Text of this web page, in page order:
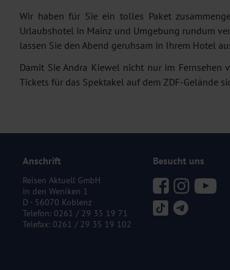
Wir haben für Sie ein tolles Paket
Urlaubshotel in Mainz und Umgebung rundum
lassen Sie den Abend geruhsam in Ihrem Hotel
Damit Sie Andra Kiewel nicht nur im
Tickets für das Spektakel auf dem ZDF-Gelände
Anschrift
Reisen Aktuell GmbH
In den Weniken 1
D - 56070 Koblenz
Telefon: 0261 / 29 35 19 71
Telefax: 0261 / 29 35 19 102
Besucht uns